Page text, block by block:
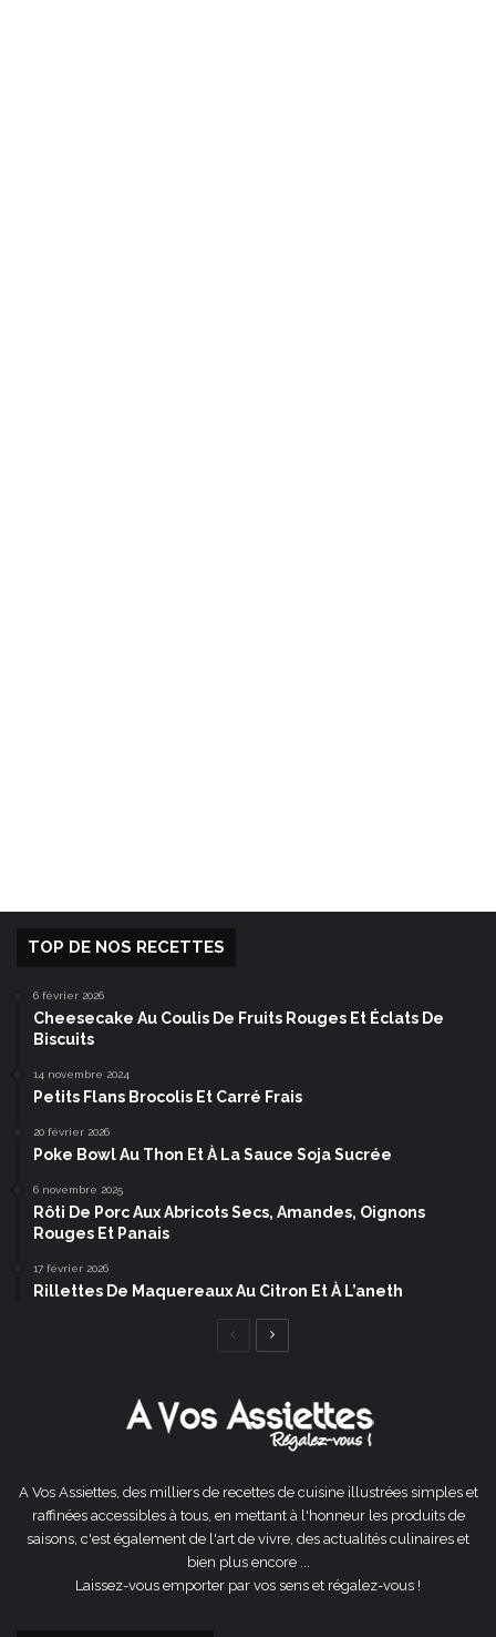
TOP DE NOS RECETTES
6 février 2026
Cheesecake Au Coulis De Fruits Rouges Et Éclats De
Biscuits
14 novembre 2024
Petits Flans Brocolis Et Carré Frais
20 février 2026
Poke Bowl Au Thon Et À La Sauce Soja Sucrée
6 novembre 2025
Rôti De Porc Aux Abricots Secs, Amandes, Oignons
Rouges Et Panais
17 février 2026
Rillettes De Maquereaux Au Citron Et À L’aneth
Page
A Vos Assiettes, des milliers de recettes de cuisine illustrées simples et
raffinées accessibles à tous, en mettant à l'honneur les produits de
saisons, c'est également de l'art de vivre, des actualités culinaires et
bien plus encore ...
Laissez-vous emporter par vos sens et régalez-vous !